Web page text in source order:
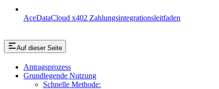
AceDataCloud x402 Zahlungsintegrationsleitfaden
Auf dieser Seite
Antragsprozess
Grundlegende Nutzung
Schnelle Methode: